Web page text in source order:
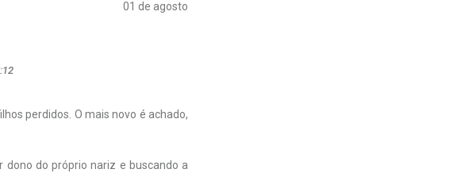
01 de agosto
perdidos. O mais novo é achado,
dono do próprio nariz e buscando a